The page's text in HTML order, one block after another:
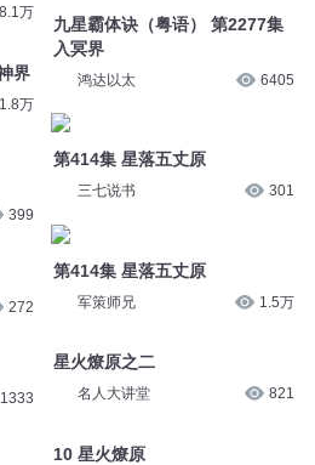
8.1万
界
1.8万
399
272
1333
九星霸体诀（粤语） 第2277集
入冥界
鸿达以太 6405
第414集 星落五丈原
三七说书 301
第414集 星落五丈原
军策师兄 1.5万
星火燎原之二
名人大讲堂 821
10 星火燎原